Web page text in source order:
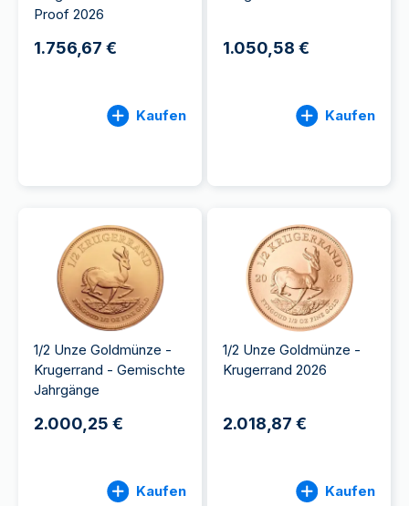
Proof 2026
1.756,67 €
Kaufen
1.050,58 €
Kaufen
1/2 Unze Goldmünze -
Krugerrand - Gemischte
Jahrgänge
2.000,25 €
Kaufen
1/2 Unze Goldmünze -
Krugerrand 2026
2.018,87 €
Kaufen